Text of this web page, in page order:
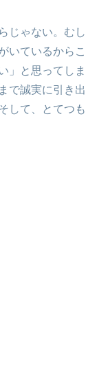
じゃない。むし
いているからこ
」と思ってしま
で誠実に引き出
して、とてつも